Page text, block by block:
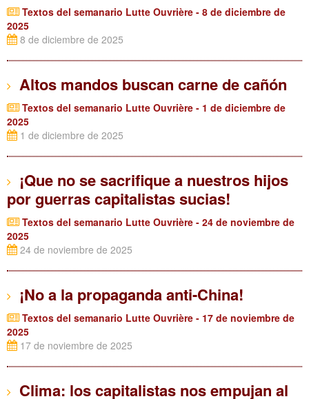
Textos del semanario Lutte Ouvrière - 8 de diciembre de
2025
8 de diciembre de 2025
Altos mandos buscan carne de cañón
Textos del semanario Lutte Ouvrière - 1 de diciembre de
2025
1 de diciembre de 2025
¡Que no se sacrifique a nuestros hijos
por guerras capitalistas sucias!
Textos del semanario Lutte Ouvrière - 24 de noviembre de
2025
24 de noviembre de 2025
¡No a la propaganda anti-China!
Textos del semanario Lutte Ouvrière - 17 de noviembre de
2025
17 de noviembre de 2025
Clima: los capitalistas nos empujan al